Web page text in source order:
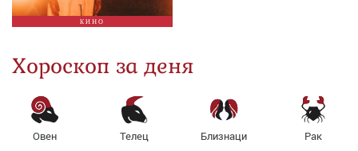
КИНО
Хороскоп за деня
Овен Телец Близнаци Рак